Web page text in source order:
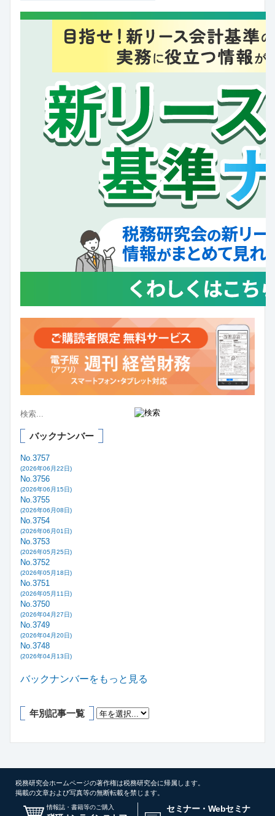
バックナンバー
No.3757
(2026年06月22日)
No.3756
(2026年06月15日)
No.3755
(2026年06月08日)
No.3754
(2026年06月01日)
No.3753
(2026年05月25日)
No.3752
(2026年05月18日)
No.3751
(2026年05月11日)
No.3750
(2026年04月27日)
No.3749
(2026年04月20日)
No.3748
(2026年04月13日)
バックナンバーをもっと見る
年別記事一覧
税務研究会ホームページの著作権は税務研究会に帰属します。
掲載の文章および写真等の無断転載を禁じます。
情報誌・書籍等のご購入 セミナー・Webセミナ